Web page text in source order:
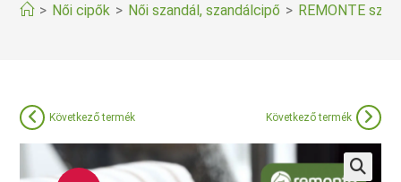
> Női cipők > Női szandál, szandálcipő > REMONTE
Következő termék Következő termék